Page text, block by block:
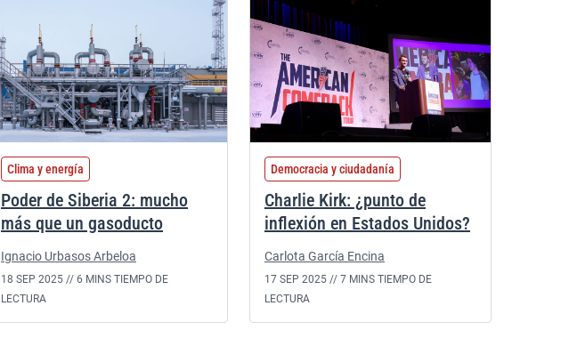
Clima y energía
Poder de Siberia 2: mucho
más que un gasoducto
Ignacio Urbasos Arbeloa
18 SEP 2025 // 6 MINS TIEMPO DE
LECTURA
Democracia y ciudadanía
Charlie Kirk: ¿punto de
inflexión en Estados Unidos?
Carlota García Encina
17 SEP 2025 // 7 MINS TIEMPO DE
LECTURA